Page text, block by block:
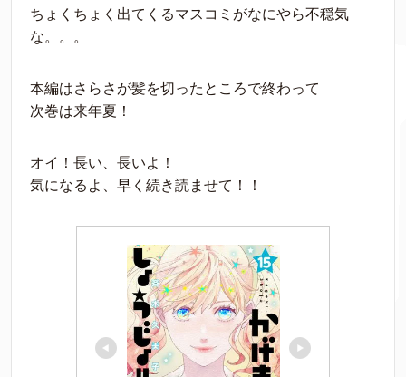
ちょくちょく出てくるマスコミがなにやら不穏気
な。。。
本編はさらさが髪を切ったところで終わって
次巻は来年夏！
オイ！長い、長いよ！
気になるよ、早く続き読ませて！！